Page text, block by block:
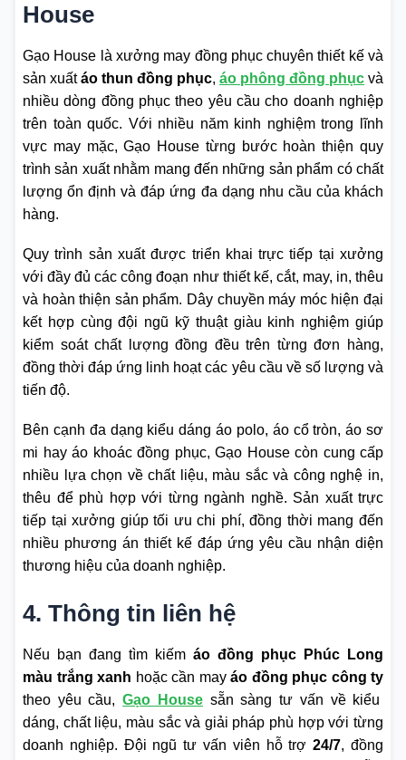
House
Gạo House là xưởng may đồng phục chuyên thiết kế và
sản xuấtáo thun đồng phục, áo phông đồng phục và
nhiều dòng đồng phục theo yêu cầu cho doanh nghiệp
trên toàn quốc. Với nhiều năm kinh nghiệm trong lĩnh
vực may mặc, Gạo House từng bước hoàn thiện quy
trình sản xuất nhằm mang đến những sản phẩm có chất
lượng ổn định và đáp ứng đa dạng nhu cầu của khách
hàng.
Quy trình sản xuất được triển khai trực tiếp tại xưởng
với đầy đủ các công đoạn như thiết kế, cắt, may, in, thêu
và hoàn thiện sản phẩm. Dây chuyền máy móc hiện đại
kết hợp cùng đội ngũ kỹ thuật giàu kinh nghiệm giúp
kiểm soát chất lượng đồng đều trên từng đơn hàng,
đồng thời đáp ứng linh hoạt các yêu cầu về số lượng và
tiến độ.
Bên cạnh đa dạng kiểu dáng áo polo, áo cổ tròn, áo sơ
mi hay áo khoác đồng phục, Gạo House còn cung cấp
nhiều lựa chọn về chất liệu, màu sắc và công nghệ in,
thêu để phù hợp với từng ngành nghề. Sản xuất trực
tiếp tại xưởng giúp tối ưu chi phí, đồng thời mang đến
nhiều phương án thiết kế đáp ứng yêu cầu nhận diện
thương hiệu của doanh nghiệp.
4. Thông tin liên hệ
Nếu bạn đang tìm kiếm áo đồng phục Phúc Long
màu trắng xanh hoặc cần may áo đồng phục công ty
theo yêu cầu,Gạo Housesẵn sàng tư vấn về kiểu
dáng, chất liệu, màu sắc và giải pháp phù hợp với từng
doanh nghiệp. Đội ngũ tư vấn viên hỗ trợ24/7, đồng